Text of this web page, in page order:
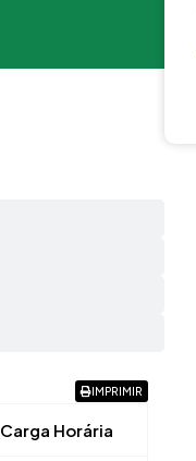
IMPRIMIR
Carga Horária